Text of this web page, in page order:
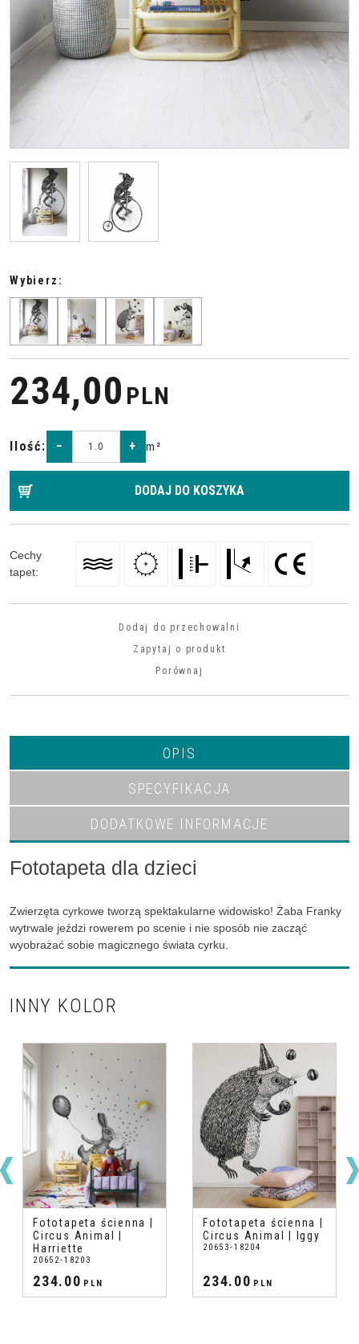
Wybierz:
234,00 PLN
Ilość: − + m²
DODAJ DO KOSZYKA
Cechy
tapet:
Dodaj do przechowalni
Zapytaj o produkt
Porównaj
OPIS
SPECYFIKACJA
DODATKOWE INFORMACJE
Fototapeta dla dzieci
Zwierzęta cyrkowe tworzą spektakularne widowisko! Żaba Franky
wytrwale jeździ rowerem po scenie i nie sposób nie zacząć
wyobrażać sobie magicznego świata cyrku.
INNY KOLOR
Fototapeta ścienna |
Circus Animal |
Harriette
20652-18203
234.00 PLN
Fototapeta ścienna |
Circus Animal | Iggy
20653-18204
234.00 PLN